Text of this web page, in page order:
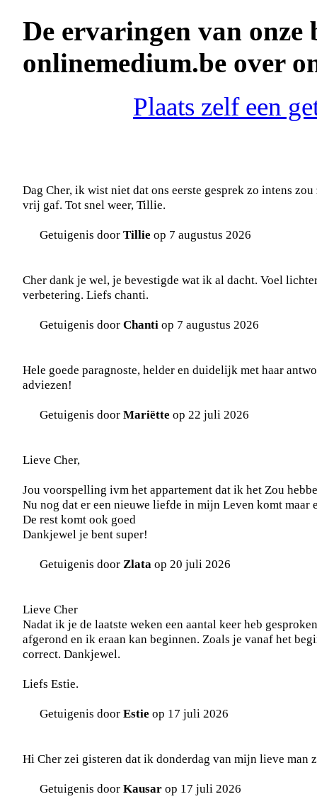
De ervaringen van onze
onlinemedium.be over
Plaats zelf een
Dag Cher, ik wist niet dat ons eerste gesprek zo intens
vrij gaf. Tot snel weer, Tillie.
Getuigenis door Tillie op 7 augustus 2026
Cher dank je wel, je bevestigde wat ik al dacht. Voel
verbetering. Liefs chanti.
Getuigenis door Chanti op 7 augustus 2026
Hele goede paragnoste, helder en duidelijk met haar
adviezen!
Getuigenis door Mariëtte op 22 juli 2026
Lieve Cher,
Jou voorspelling ivm het appartement dat ik het Zou
Nu nog dat er een nieuwe liefde in mijn Leven komt
De rest komt ook goed
Dankjewel je bent super!
Getuigenis door Zlata op 20 juli 2026
Lieve Cher
Nadat ik je de laatste weken een aantal keer heb
afgerond en ik eraan kan beginnen. Zoals je vanaf het
correct. Dankjewel.
Liefs Estie.
Getuigenis door Estie op 17 juli 2026
Hi Cher zei gisteren dat ik donderdag van mijn lieve man
Getuigenis door Kausar op 17 juli 2026